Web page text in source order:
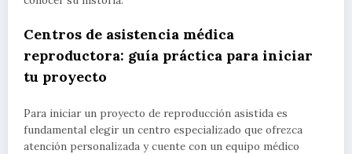
Centros de asistencia médica
reproductora: guía práctica para iniciar
tu proyecto
Para iniciar un proyecto de reproducción asistida es
fundamental elegir un centro especializado que ofrezca
atención personalizada y cuente con un equipo médico